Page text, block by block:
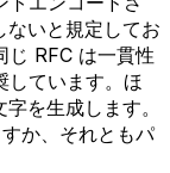
ないと規定してお
じ RFC は一貫性
しています。ほ
を生成します。
か、それともパ